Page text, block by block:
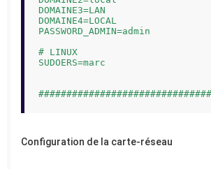
DOMAINE3=LAN
DOMAINE4=LOCAL
PASSWORD_ADMIN=admin
# LINUX
SUDOERS=marc
Configuration de la carte-réseau